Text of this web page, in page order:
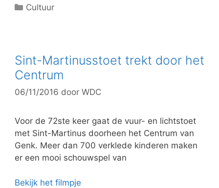
C
g
r
i
ë
n
Cultuur
Sint-Martinusstoet trekt door het
Centrum
06/11/2016 door WDC
Voor de 72ste keer gaat de vuur- en lichtstoet
met Sint-Martinus doorheen het Centrum van
Genk. Meer dan 700 verklede kinderen maken
er een mooi schouwspel van
Bekijk het filmpje